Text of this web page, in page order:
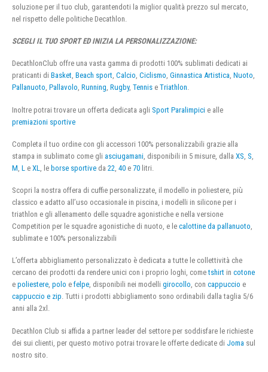
soluzione per il tuo club, garantendoti la miglior qualità prezzo sul mercato,
nel rispetto delle politiche Decathlon.
SCEGLI IL TUO SPORT ED INIZIA LA PERSONALIZZAZIONE:
DecathlonClub offre una vasta gamma di prodotti 100% sublimati dedicati ai
praticanti di Basket, Beach sport, Calcio, Ciclismo, Ginnastica Artistica, Nuoto,
Pallanuoto, Pallavolo, Running, Rugby, Tennis e Triathlon.
Inoltre potrai trovare un offerta dedicata agli Sport Paralimpici e alle
premiazioni sportive
Completa il tuo ordine con gli accessori 100% personalizzabili grazie alla
stampa in sublimato come gli asciugamani , disponibili in 5 misure, dalla XS S
M L e XL , le borse sportive da 22 40 e 70 litri.
Scopri la nostra offera di cuffie personalizzate, il modello in poliestere, più
classico e adatto all’uso occasionale in piscina, i modelli in silicone per i
triathlon e gli allenamento delle squadre agonistiche e nella versione
Competition per le squadre agonistiche di nuoto, e le calottine da pallanuoto,
sublimate e 100% personalizzabili
L’offerta abbigliamento personalizzato è dedicata a tutte le collettività che
cercano dei prodotti da rendere unici con i proprio loghi, cometshirt in cotone
e poliestere, polo e felpe, disponibili nei modelli girocollo, con cappuccio e
cappuccio e zip. Tutti i prodotti abbigliamento sono ordinabili dalla taglia 5/6
anni alla 2xl.
Decathlon Club si affida a partner leader del settore per soddisfare le richieste
dei sui clienti, per questo motivo potrai trovare le offerte dedicate di Joma sul
nostro sito.